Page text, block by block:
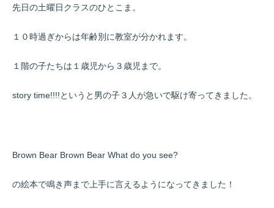
先日の土曜日クラスのひとこま。
１０時過ぎからは年齢別に教室が分かれます。
１階の子たちは１歳児から３歳児まで。
story time!!!!というと男の子３人が急いで駆け寄ってきました。
Brown Bear Brown Bear What do you see?
の絵本で鳴き声まで上手に言えるようになってきました！